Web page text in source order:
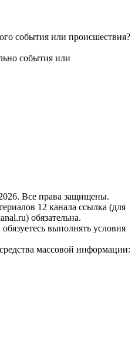
события или происшествия?
события или
Все права защищены.
12 канала ссылка (для
обязательна.
выполнять условия
массовой информации: